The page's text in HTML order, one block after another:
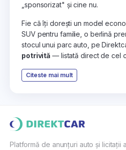
„sponsorizat" și cine nu.
Fie că îți dorești un model
SUV pentru familie, o berlină
stocul unui parc auto, pe
potrivită — listată direct de cel
Citeste mai mult
Platformă de anunțuri auto și licitații